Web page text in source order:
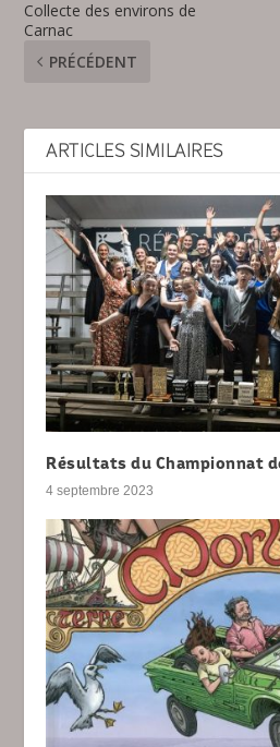
Collecte des environs de
Carnac
PRÉCÉDENT
ARTICLES SIMILAIRES
Résultats du Championnat
4 septembre 2023